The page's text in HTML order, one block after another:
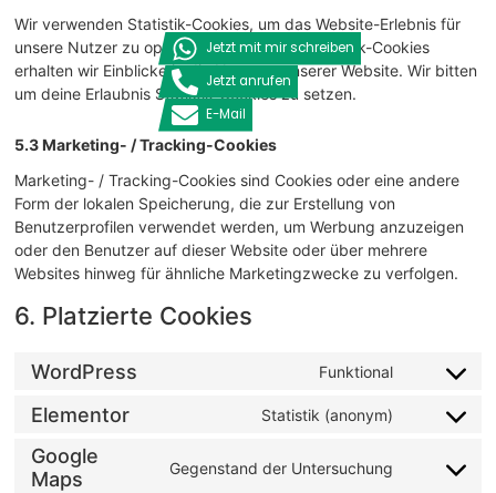
Wir verwenden Statistik-Cookies, um das Website-Erlebnis für
unsere Nutzer zu optimieren. Mit diesen Statistik-Cookies
erhalten wir Einblicke in die Nutzung unserer Website. Wir bitten
um deine Erlaubnis Statistik-Cookies zu setzen.
5.3 Marketing- / Tracking-Cookies
Marketing- / Tracking-Cookies sind Cookies oder eine andere
Form der lokalen Speicherung, die zur Erstellung von
Benutzerprofilen verwendet werden, um Werbung anzuzeigen
oder den Benutzer auf dieser Website oder über mehrere
Websites hinweg für ähnliche Marketingzwecke zu verfolgen.
6. Platzierte Cookies
WordPress Funktional
Elementor Statistik (anonym)
Google
Maps
Gegenstand der Untersuchung
Jetzt mit mir schreiben
Jetzt anrufen
E-Mail